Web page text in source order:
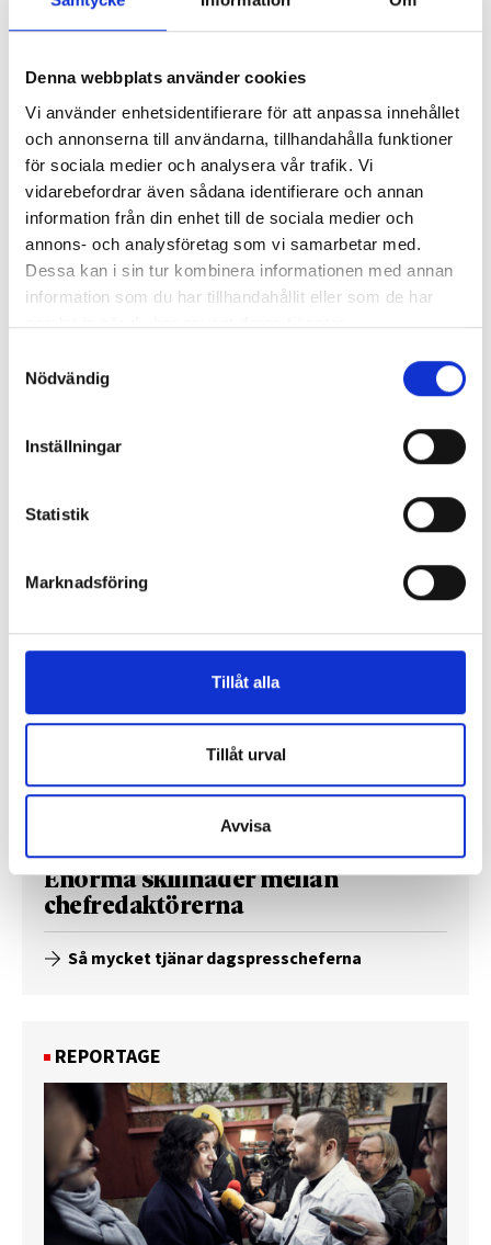
Denna webbplats använder cookies
Vi använder enhetsidentifierare för att anpassa innehållet
och annonserna till användarna, tillhandahålla funktioner
för sociala medier och analysera vår trafik. Vi
vidarebefordrar även sådana identifierare och annan
information från din enhet till de sociala medier och
annons- och analysföretag som vi samarbetar med.
Dessa kan i sin tur kombinera informationen med annan
information som du har tillhandahållit eller som de har
samlat in när du har använt deras tjänster.
Nödvändig
Inställningar
Statistik
Marknadsföring
Tillåt alla
Tillåt urval
Avvisa
Lönerna – redaktion för redaktion
Så mycket tjänar vi – och våra chefer
Enorma skillnader mellan
chefredaktörerna
Så mycket tjänar dagspresscheferna
REPORTAGE